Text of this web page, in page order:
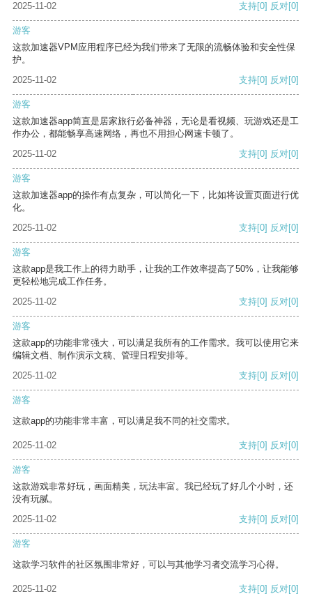
2025-11-02
支持[0] 反对[0]
游客
这款加速器VPM应用程序已经为我们带来了无限的流畅体验和安全性保
护。
2025-11-02
支持[0] 反对[0]
游客
这款加速器app简直是居家旅行必备神器，无论是看视频、玩游戏还是工
作办公，都能畅享高速网络，再也不用担心网速卡顿了。
2025-11-02
支持[0] 反对[0]
游客
这款加速器app的操作有点复杂，可以简化一下，比如将设置页面进行优
化。
2025-11-02
支持[0] 反对[0]
游客
这款app是我工作上的得力助手，让我的工作效率提高了50%，让我能够
更轻松地完成工作任务。
2025-11-02
支持[0] 反对[0]
游客
这款app的功能非常强大，可以满足我所有的工作需求。我可以使用它来
编辑文档、制作演示文稿、管理日程安排等。
2025-11-02
支持[0] 反对[0]
游客
这款app的功能非常丰富，可以满足我不同的社交需求。
2025-11-02 支持[0] 反对[0]
游客
这款游戏非常好玩，画面精美，玩法丰富。我已经玩了好几个小时，还
没有玩腻。
2025-11-02
支持[0] 反对[0]
游客
这款学习软件的社区氛围非常好，可以与其他学习者交流学习心得。
2025-11-02 支持[0] 反对[0]